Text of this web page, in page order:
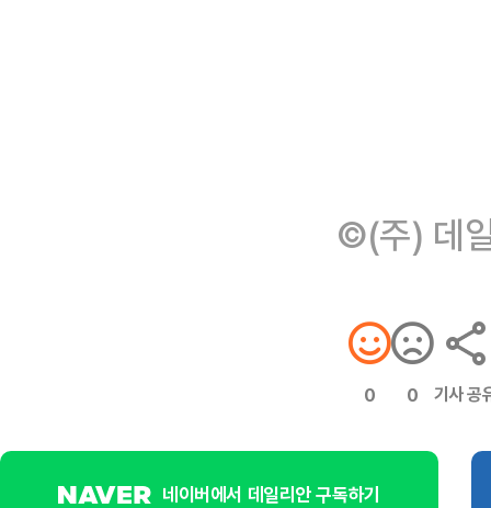
©(주) 데
0 0 기사 공
네이버에서 데일리안 구독하기